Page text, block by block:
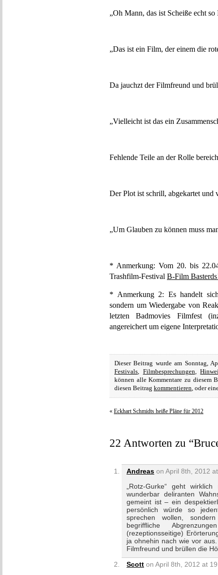
„Oh Mann, das ist Scheiße echt
„Das ist ein Film, der einem die
Da jauchzt der Filmfreund und
„Vielleicht ist das ein
Fehlende Teile an der Rolle
Der Plot ist schrill, abgekartet und
„Um Glauben zu können muss
* Anmerkung: Vom 20. bis
Trashfilm-Festival B-Film
* Anmerkung 2: Es handelt
sondern um Wiedergabe von
letzten Badmovies Filmfest
angereichert um eigene
Dieser Beitrag wurde am Sonntag,
Festivals, Filmbesprechungen,
können alle Kommentare zu diesem
diesen Beitrag kommentieren, oder
« Eckhart Schmidts heiße Pläne für 2012
22 Antworten zu
Andreas on April 8th, 2012
„Rotz-Gurke“ geht
wunderbar deliranten
gemeint ist – ein
persönlich würde so
sprechen wollen,
begriffliche
(rezeptionsseitige)
ja ohnehin nach wie vor
Filmfreund und brüllen die
Scott on April 8th, 2012 at